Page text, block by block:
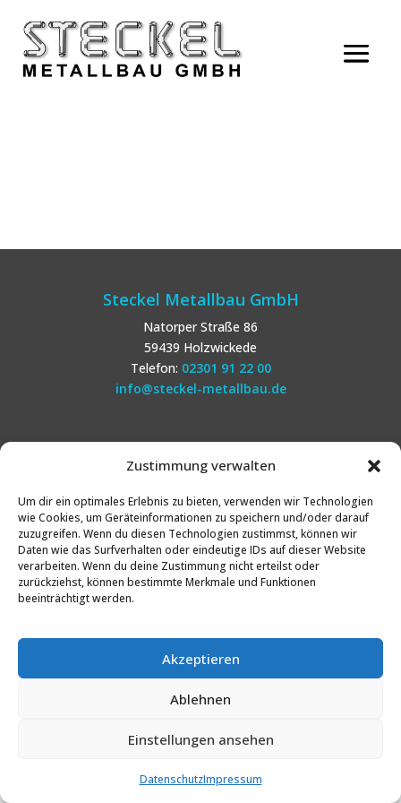
Zustimmung verwalten
Um dir ein optimales Erlebnis zu bieten, verwenden wir Technologien
wie Cookies, um Geräteinformationen zu speichern und/oder darauf
zuzugreifen. Wenn du diesen Technologien zustimmst, können wir
Daten wie das Surfverhalten oder eindeutige IDs auf dieser Website
verarbeiten. Wenn du deine Zustimmung nicht erteilst oder
zurückziehst, können bestimmte Merkmale und Funktionen
beeinträchtigt werden.
Akzeptieren
Ablehnen
Einstellungen ansehen
DatenschutzImpressum
Steckel Metallbau GmbH
Natorper Straße 86
59439 Holzwickede
Telefon: 02301 91 22 00
info@steckel-metallbau.de
Besuchen Sie uns auf Facebook!
Kontakt
Datenschutzerklärung
Cookie Richtlinie